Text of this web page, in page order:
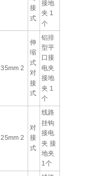
接
式
接地
夹 1
个
35mm 2
伸
缩
式
对
接
式
铝排
型平
口接
电夹
接地
夹 1
个
25mm 2
对
接
式
线路
挂钩
接电
夹 接
地夹
1个